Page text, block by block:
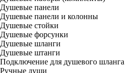
Душевые панели
Душевые панели и колонны
Душевые стойки
Душевые форсунки
Душевые шланги
Душевые штанги
Подключение для душевого шланга
Ручные души